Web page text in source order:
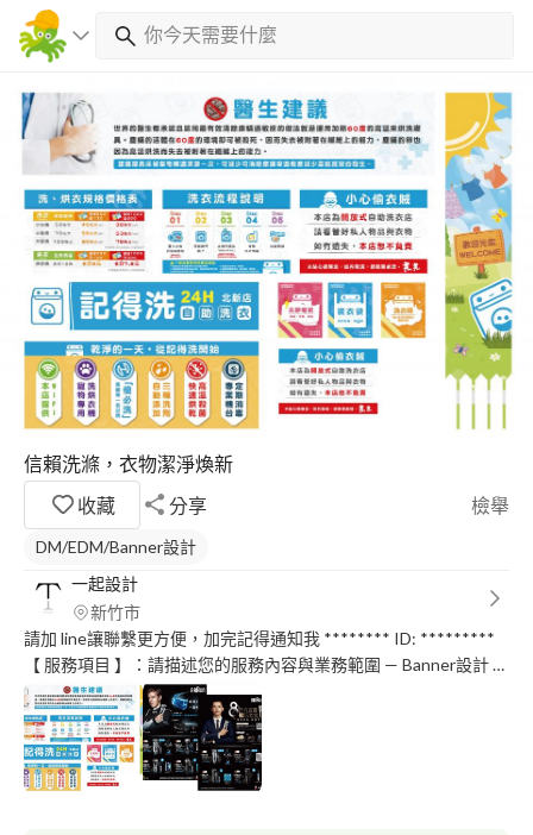
信賴洗滌，衣物潔淨煥新
收藏
分享 檢舉
DM/EDM/Banner設計
一起設計
新竹市
請加 line讓聯繫更方便，加完記得通知我 ******** ID: *********
【 服務項目 】：請描述您的服務內容與業務範圍 — Banner設計 —
Logo設計 — 包裝設計 — Icon設計 — 排版編輯 — 海報設計 — DM
設計 — 型錄設計 【 服務流程 】: 了解設計內容跟項目 — 提供報價
完成 — 溝通討論設計內容 — 案件確定製作後需先支付50%總報價
金額為開工訂金。 — 執行設計，提供2次完稿後修改微調機會，(3
次含以上加收$200 工本費)。 — 定稿完成，付給款項。 — 完稿給